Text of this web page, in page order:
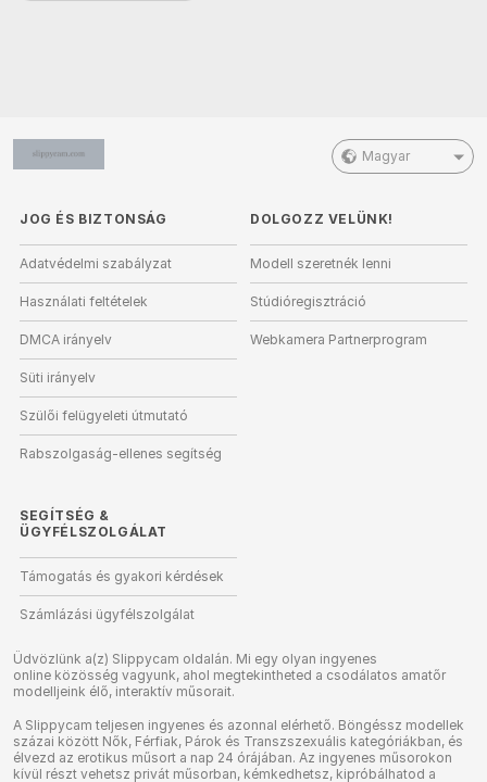
Magyar
JOG ÉS BIZTONSÁG
Adatvédelmi szabályzat
Használati feltételek
DMCA irányelv
Süti irányelv
Szülői felügyeleti útmutató
Rabszolgaság-ellenes segítség
DOLGOZZ VELÜNK!
Modell szeretnék lenni
Stúdióregisztráció
Webkamera Partnerprogram
SEGÍTSÉG &
ÜGYFÉLSZOLGÁLAT
Támogatás és gyakori kérdések
Számlázási ügyfélszolgálat
Üdvözlünk a(z) Slippycam oldalán. Mi egy olyan ingyenes
online közösség vagyunk, ahol megtekintheted a csodálatos amatőr
modelljeink élő, interaktív műsorait.
A Slippycam teljesen ingyenes és azonnal elérhető. Böngéssz modellek
százai között Nők, Férfiak, Párok és Transzszexuális kategóriákban, és
élvezd az erotikus műsort a nap 24 órájában. Az ingyenes műsorokon
kívül részt vehetsz privát műsorban, kémkedhetsz, kipróbálhatod a